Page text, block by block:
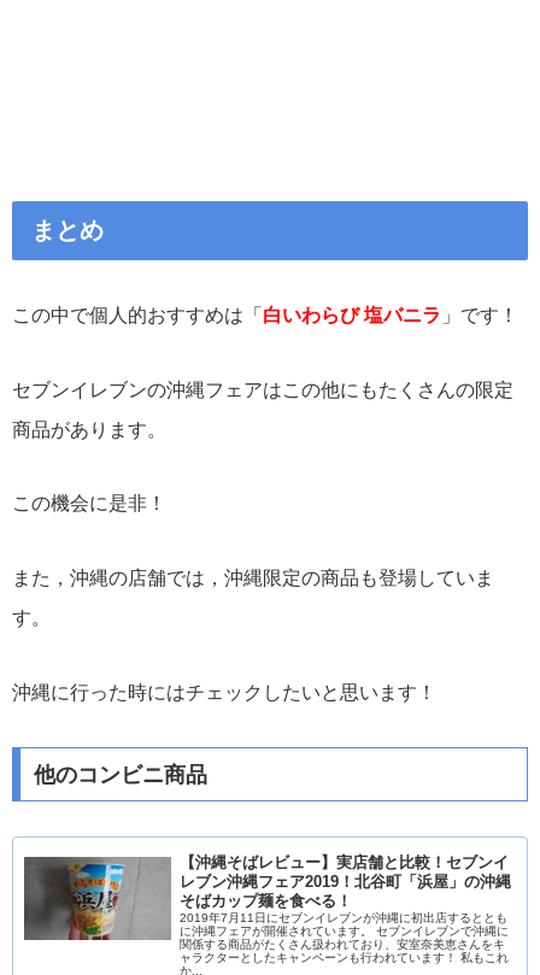
まとめ
この中で個人的おすすめは「 白いわらび 塩バニラ 」です！
セブンイレブンの沖縄フェアはこの他にもたくさんの限定
商品があります。
この機会に是非！
また，沖縄の店舗では，沖縄限定の商品も登場していま
す。
沖縄に行った時にはチェックしたいと思います！
他のコンビニ商品
【沖縄そばレビュー】実店舗と比較！セブンイ
レブン沖縄フェア2019！北谷町「浜屋」の沖縄
そばカップ麺を食べる！
2019年7月11日にセブンイレブンが沖縄に初出店するととも
に沖縄フェアが開催されています。 セブンイレブンで沖縄に
関係する商品がたくさん扱われており、安室奈美恵さんをキ
ャラクターとしたキャンペーンも行われています！ 私もこれ
か...